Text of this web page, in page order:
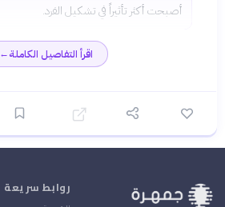
أصبحت أكثر تأثيراً في تشكيل الفرد.
اقرأ التفاصيل الكاملة←
روابط سريعة